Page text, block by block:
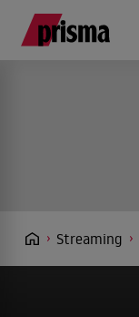
Streaming